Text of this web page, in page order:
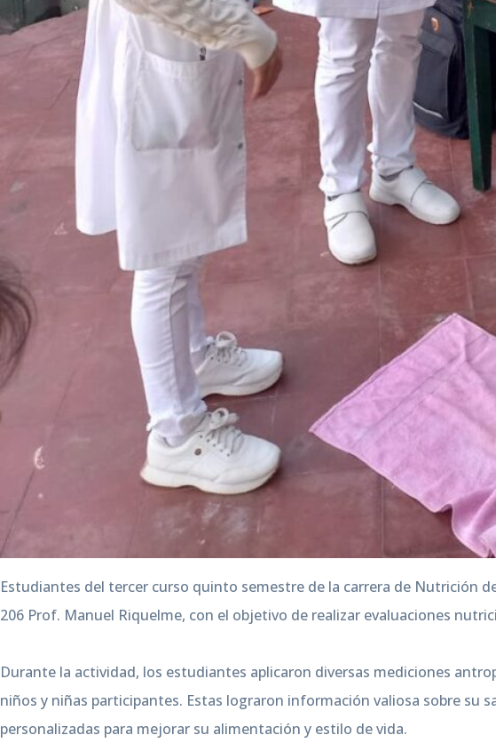
Estudiantes del tercer curso quinto semestre de la carrera de Nutrición
206 Prof. Manuel Riquelme, con el objetivo de realizar evaluaciones
Durante la actividad, los estudiantes aplicaron diversas mediciones
niños y niñas participantes. Estas lograron información valiosa sobre
personalizadas para mejorar su alimentación y estilo de vida.